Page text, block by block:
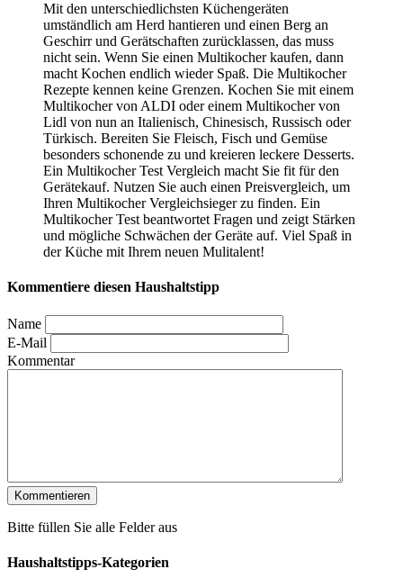
Mit den unterschiedlichsten Küchengeräten
umständlich am Herd hantieren und einen Berg an
Geschirr und Gerätschaften zurücklassen, das muss
nicht sein. Wenn Sie einen Multikocher kaufen, dann
macht Kochen endlich wieder Spaß. Die Multikocher
Rezepte kennen keine Grenzen. Kochen Sie mit einem
Multikocher von ALDI oder einem Multikocher von
Lidl von nun an Italienisch, Chinesisch, Russisch oder
Türkisch. Bereiten Sie Fleisch, Fisch und Gemüse
besonders schonende zu und kreieren leckere Desserts.
Ein Multikocher Test Vergleich macht Sie fit für den
Gerätekauf. Nutzen Sie auch einen Preisvergleich, um
Ihren Multikocher Vergleichsieger zu finden. Ein
Multikocher Test beantwortet Fragen und zeigt Stärken
und mögliche Schwächen der Geräte auf. Viel Spaß in
der Küche mit Ihrem neuen Mulitalent!
Kommentiere diesen Haushaltstipp
Name
E-Mail
Kommentar
Bitte füllen Sie alle Felder aus
Haushaltstipps-Kategorien